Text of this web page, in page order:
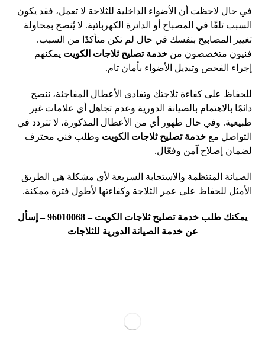
في حال لاحظت أن الأضواء الداخلية للثلاجة لا تعمل، فقد يكون
السبب تلفًا في المصباح أو الدائرة الكهربائية. لا يُنصح بمحاولة
تغيير المصابيح بنفسك في حال لم تكن متأكدًا من السبب.
فنيون متخصصون منخدمة تصليح ثلاجات الكويت يمكنهم
إجراء الفحص وتبديل الأضواء بأمان تام.
للحفاظ على كفاءة ثلاجتك وتفادي الأعطال المفاجئة، ننصح
دائمًا بالاهتمام بالصيانة الدورية وعدم تجاهل أي علامات غير
طبيعية. وفي حال ظهور أي من الأعطال المذكورة، لا تتردد في
التواصل معخدمة تصليح ثلاجات الكويت وطلب فني محترف
لضمان إصلاح آمن وفعّال.
الصيانة المنتظمة والاستجابة السريعة لأي مشكلة هي الطريق
الأمثل للحفاظ على عمر الثلاجة وكفاءتها لأطول فترة ممكنة.
يمكنك طلب خدمة تصليح ثلاجات الكويت –96010068
– إسأل
عن خدمة الصيانة الدورية للثلاجات